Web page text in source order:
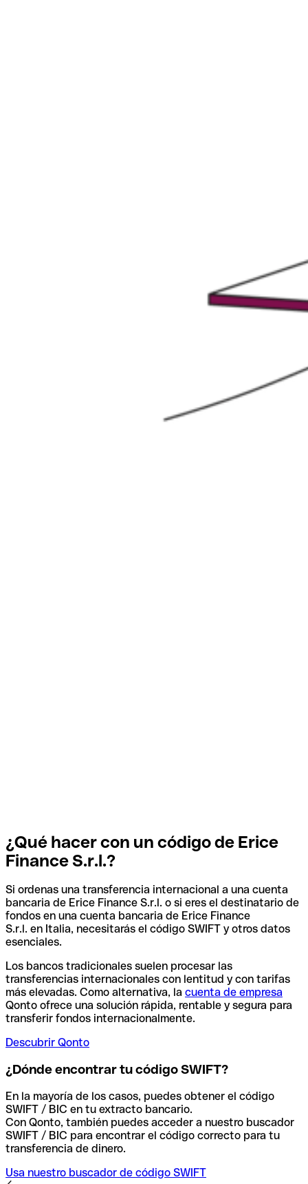
¿Qué hacer con un código de Erice
Finance S.r.l.?
Si ordenas una transferencia internacional a una cuenta
bancaria de Erice Finance S.r.l. o si eres el destinatario de
fondos en una cuenta bancaria de Erice Finance
S.r.l. en Italia, necesitarás el código SWIFT y otros datos
esenciales.
Los bancos tradicionales suelen procesar las
transferencias internacionales con lentitud y con tarifas
más elevadas. Como alternativa, la cuenta de empresa
Qonto ofrece una solución rápida, rentable y segura para
transferir fondos internacionalmente.
Descubrir Qonto
¿Dónde encontrar tu código SWIFT?
En la mayoría de los casos, puedes obtener el código
SWIFT / BIC en tu extracto bancario.
Con Qonto, también puedes acceder a nuestro buscador
SWIFT / BIC para encontrar el código correcto para tu
transferencia de dinero.
Usa nuestro buscador de código SWIFT